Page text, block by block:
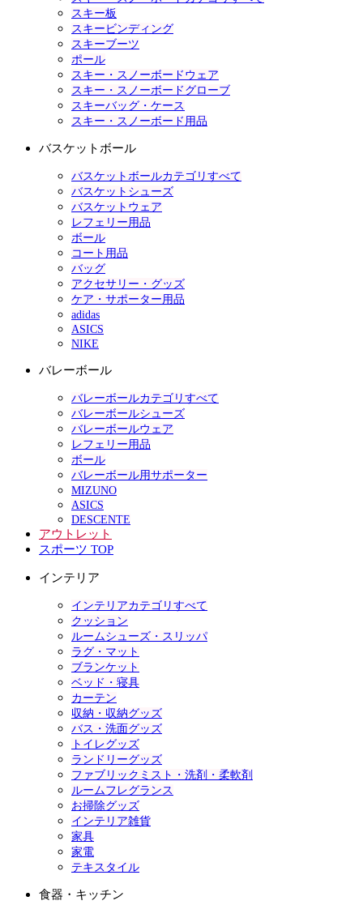
スキー板
スキービンディング
スキーブーツ
ポール
スキー・スノーボードウェア
スキー・スノーボードグローブ
スキーバッグ・ケース
スキー・スノーボード用品
バスケットボール
バスケットボールカテゴリすべて
バスケットシューズ
バスケットウェア
レフェリー用品
ボール
コート用品
バッグ
アクセサリー・グッズ
ケア・サポーター用品
adidas
ASICS
NIKE
バレーボール
バレーボールカテゴリすべて
バレーボールシューズ
バレーボールウェア
レフェリー用品
ボール
バレーボール用サポーター
MIZUNO
ASICS
DESCENTE
アウトレット
スポーツ TOP
インテリア
インテリアカテゴリすべて
クッション
ルームシューズ・スリッパ
ラグ・マット
ブランケット
ベッド・寝具
カーテン
収納・収納グッズ
バス・洗面グッズ
トイレグッズ
ランドリーグッズ
ファブリックミスト・洗剤・柔軟剤
ルームフレグランス
お掃除グッズ
インテリア雑貨
家具
家電
テキスタイル
食器・キッチン